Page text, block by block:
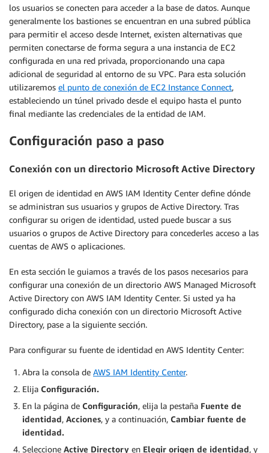
los usuarios se conecten para acceder a la base de datos. Aunque
generalmente los bastiones se encuentran en una subred pública
para permitir el acceso desde Internet, existen alternativas que
permiten conectarse de forma segura a una instancia de EC2
configurada en una red privada, proporcionando una capa
adicional de seguridad al entorno de su VPC. Para esta solución
utilizaremos el punto de conexión de EC2 Instance Connect,
estableciendo un túnel privado desde el equipo hasta el punto
final mediante las credenciales de la entidad de IAM.
Configuración paso a paso
Conexión con un directorio Microsoft Active Directory
El origen de identidad en AWS IAM Identity Center define dónde
se administran sus usuarios y grupos de Active Directory. Tras
configurar su origen de identidad, usted puede buscar a sus
usuarios o grupos de Active Directory para concederles acceso a las
cuentas de AWS o aplicaciones.
En esta sección le guiamos a través de los pasos necesarios para
configurar una conexión de un directorio AWS Managed Microsoft
Active Directory con AWS IAM Identity Center. Si usted ya ha
configurado dicha conexión con un directorio Microsoft Active
Directory, pase a la siguiente sección.
Para configurar su fuente de identidad en AWS Identity Center:
Abra la consola de AWS IAM Identity Center.
Elija Configuración.
En la página de Configuración, elija la pestaña Fuente de
identidad, Acciones, y a continuación, Cambiar fuente de
identidad.
Seleccione Active Directory en Elegir origen de identidad, y